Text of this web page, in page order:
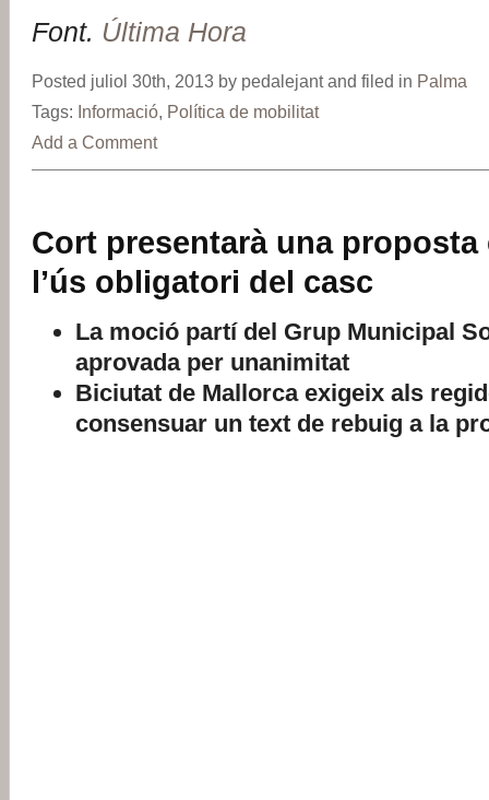
Font. Última Hora
Posted juliol 30th, 2013 by pedalejant and filed in Palma
Tags: Informació, Política de mobilitat
Add a Comment
Cort presentarà una proposta
l’ús obligatori del casc
La moció partí del Grup Municipal
aprovada per unanimitat
Biciutat de Mallorca exigeix als
consensuar un text de rebuig a la